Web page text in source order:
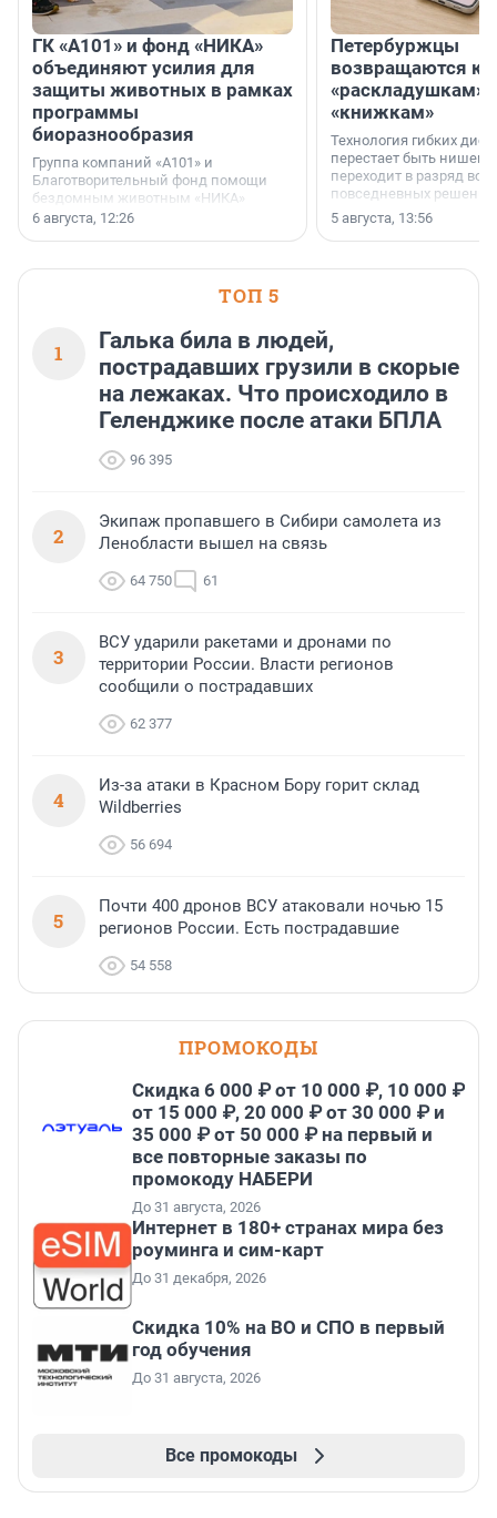
ГК «А101» и фонд «НИКА»
объединяют усилия для
защиты животных в рамках
программы
биоразнообразия
Группа компаний «А101» и
Благотворительный фонд помощи
бездомным животным «НИКА»
заключили соглашение о
6 августа, 12:26
Петербуржцы
возвращаются к
«раскладушкам»
«книжкам»
Технология гибких
перестает быть
переходит в разряд
повседневных
5 августа, 13:56
ТОП 5
1
Галька била в людей,
пострадавших грузили в скорые
на лежаках. Что происходило в
Геленджике после атаки БПЛА
96 395
2
Экипаж пропавшего в Сибири самолета из
Ленобласти вышел на связь
64 750 61
3
ВСУ ударили ракетами и дронами по
территории России. Власти регионов
сообщили о пострадавших
62 377
4
Из-за атаки в Красном Бору горит склад
Wildberries
56 694
5
Почти 400 дронов ВСУ атаковали ночью 15
регионов России. Есть пострадавшие
54 558
ПРОМОКОДЫ
Скидка 6 000 ₽ от 10 000 ₽, 10 000 ₽
от 15 000 ₽, 20 000 ₽ от 30 000 ₽ и
35 000 ₽ от 50 000 ₽ на первый и
все повторные заказы по
промокоду НАБЕРИ
До 31 августа, 2026
Интернет в 180+ странах мира без
роуминга и сим-карт
До 31 декабря, 2026
Скидка 10% на ВО и СПО в первый
год обучения
До 31 августа, 2026
Все промокоды